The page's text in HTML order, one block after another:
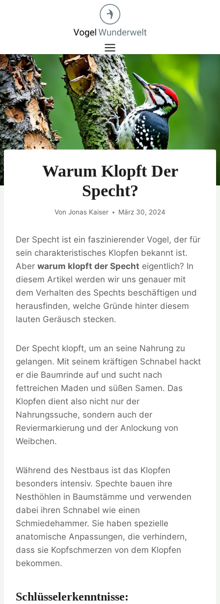
Warum Klopft Der
Specht?
Von Jonas Kaiser März 30, 2024
Der Specht ist ein faszinierender Vogel, der für
sein charakteristisches Klopfen bekannt ist.
Aber warum klopft der Specht eigentlich? In
diesem Artikel werden wir uns genauer mit
dem Verhalten des Spechts beschäftigen und
herausfinden, welche Gründe hinter diesem
lauten Geräusch stecken.
Der Specht klopft, um an seine Nahrung zu
gelangen. Mit seinem kräftigen Schnabel hackt
er die Baumrinde auf und sucht nach
fettreichen Maden und süßen Samen. Das
Klopfen dient also nicht nur der
Nahrungssuche, sondern auch der
Reviermarkierung und der Anlockung von
Weibchen.
Während des Nestbaus ist das Klopfen
besonders intensiv. Spechte bauen ihre
Nesthöhlen in Baumstämme und verwenden
dabei ihren Schnabel wie einen
Schmiedehammer. Sie haben spezielle
anatomische Anpassungen, die verhindern,
dass sie Kopfschmerzen von dem Klopfen
bekommen.
Schlüsselerkenntnisse: